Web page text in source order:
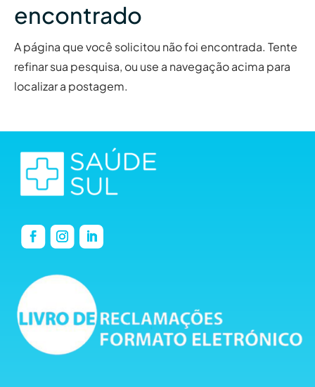
encontrado
A página que você solicitou não foi encontrada. Tente
refinar sua pesquisa, ou use a navegação acima para
localizar a postagem.